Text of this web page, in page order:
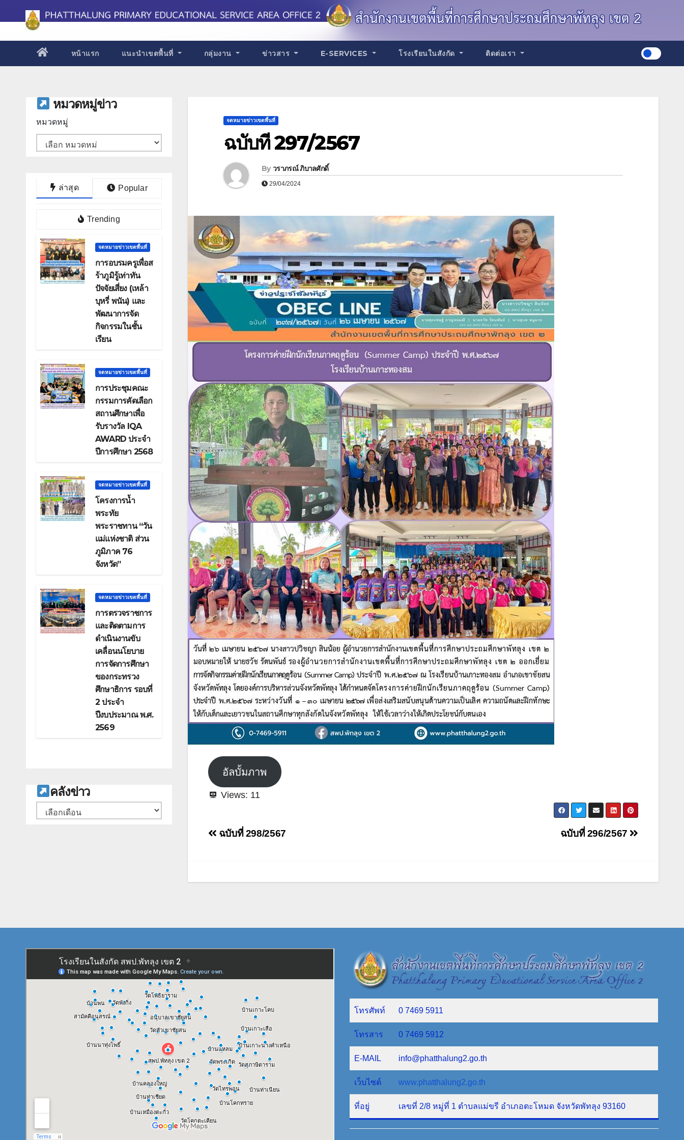
to
หน้าแรก แนะนำเขตพื้นที่ กลุ่มงาน ข่าวสาร E-SERVICES โรงเรียนในสังกัด ติดต่อเรา
หมวดหมู่ข่าว
หมวดหมู่
ล่าสุด Popular
Trending
จดหมายข่าวเขตพื้นที่
การอบรมครูเพื่อส
ร้าภูมิรู้เท่าทัน
ปัจจัยเสี่ยง (เหล้า
บุหรี่ พนัน) และ
พัฒนาการจัด
กิจกรรมในชั้น
เรียน
จดหมายข่าวเขตพื้นที่
การประชุมคณะ
กรรมการคัดเลือก
สถานศึกษาเพื่อ
รับรางวัล IQA
AWARD ประจำ
ปีการศึกษา 2568
จดหมายข่าวเขตพื้นที่
โครงการน้ำ
พระทัย
พระราชทาน “วัน
แม่แห่งชาติ ส่วน
ภูมิภาค 76
จังหวัด”
จดหมายข่าวเขตพื้นที่
การตรวจราชการ
และติดตามการ
ดำเนินงานขับ
เคลื่อนนโยบาย
การจัดการศึกษา
ของกระทรวง
ศึกษาธิการ รอบที่
2 ประจำ
ปีงบประมาณ พ.ศ.
2569
คลังข่าว
คลัง
จดหมายข่าวเขตพื้นที่
ฉบับที่ 297/2567
By วราภรณ์ ภิบาลศักดิ์
29/04/2024
อัลบั้มภาพ
Views: 11
แนะแนว
ฉบับที่ 296/2567
ฉบับที่ 298/2567
โทรศัพท์ 0 7469 5911
โทรสาร 0 7469 5912
E-MAIL info@phatthalung2.go.th
เว็บไซต์ www.phatthalung2.go.th
ที่อยู่ เลขที่ 2/8 หมู่ที่ 1 ตำบลแม่ขรี อำเภอตะโหมด จังหวัดพัทลุง 93160